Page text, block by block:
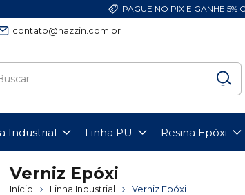
PAGUE NO PIX E GANHE 5%
contato@hazzin.com.br
Industrial Linha PU Resina Epóxi
Verniz Epóxi
Início Linha Industrial Verniz Epóxi